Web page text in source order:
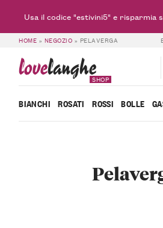
HOME » NEGOZIO » PELAVERGA
lovelanghe
SHOP
BIANCHI ROSATI ROSSI BOLLE
Usa il codice "estivini5" e risparmia